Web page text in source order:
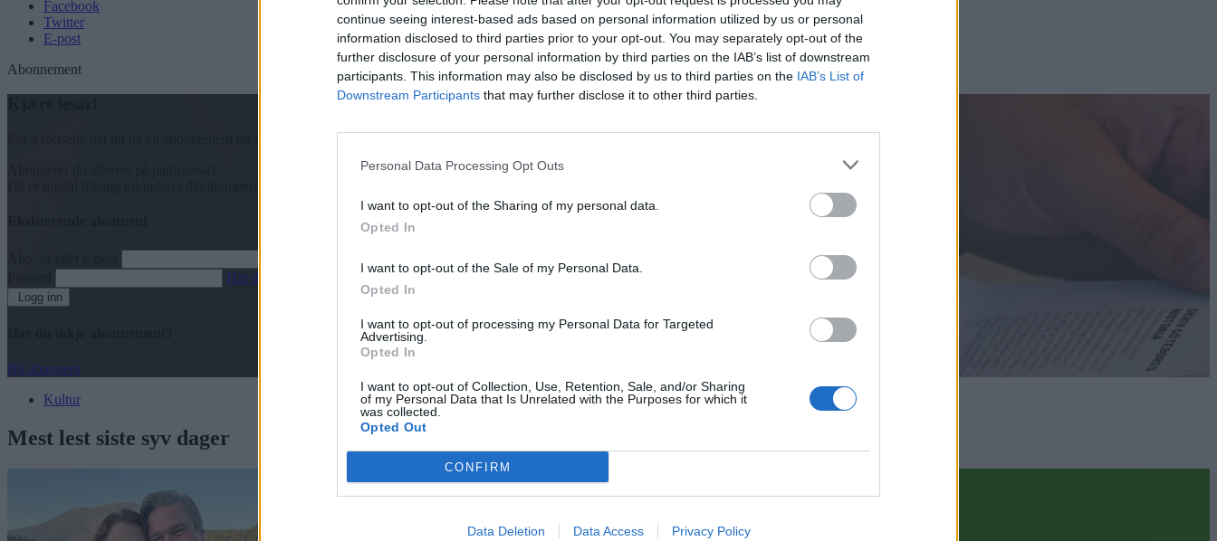
continue seeing interest-based ads based on personal information utilized by us or personal
information disclosed to third parties prior to your opt-out. You may separately opt-out of the
further disclosure of your personal information by third parties on the IAB’s list of downstream
participants. This information may also be disclosed by us to third parties on the IAB’s List of
Downstream Participants that may further disclose it to other third parties.
Personal Data Processing Opt Outs
I want to opt-out of the Sharing of my personal data.
Opted In
I want to opt-out of the Sale of my Personal Data.
Opted In
I want to opt-out of processing my Personal Data for Targeted
Advertising.
Opted In
I want to opt-out of Collection, Use, Retention, Sale, and/or Sharing
of my Personal Data that Is Unrelated with the Purposes for which it
was collected.
Opted Out
CONFIRM
Data Deletion Data Access Privacy Policy
Facebook
Twitter
E-post
Abonnement
Har du gløymt passordet?
Logg inn
Bli abonnent
Kultur
Mest lest siste syv dager